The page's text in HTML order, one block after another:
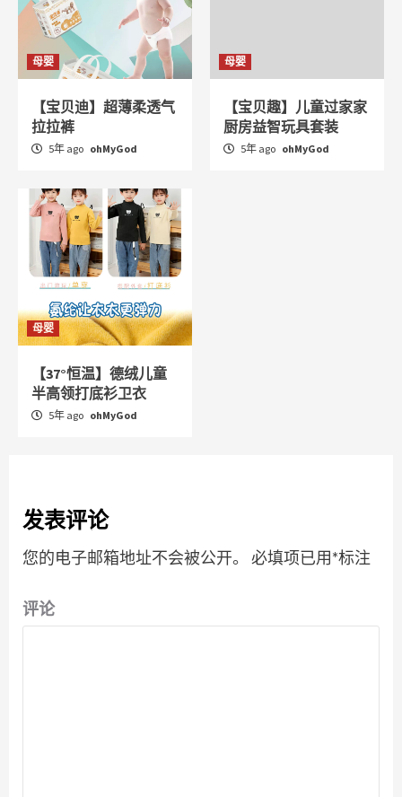
母婴
【宝贝迪】超薄柔透气
拉拉裤
5年 ago ohMyGod
母婴
【宝贝趣】儿童过家家
厨房益智玩具套装
5年 ago ohMyGod
母婴
【37°恒温】德绒儿童
半高领打底衫卫衣
5年 ago ohMyGod
发表评论
您的电子邮箱地址不会被公开。 必填项已用*标注
评论